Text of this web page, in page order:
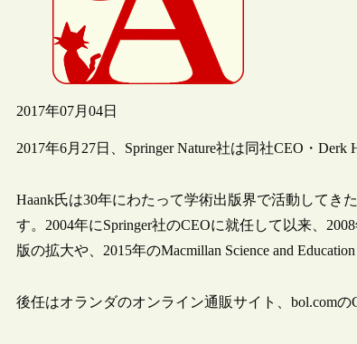
2017年07月04日
2017年6月27日、Springer Nature社は同社CEO・
Haank氏は30年にわたって学術出版界で活動してき
す。2004年にSpringer社のCEOに就任して以来、
版の拡大や、2015年のMacmillan Science and
後任はオランダのオンライン通販サイト、bol.comの